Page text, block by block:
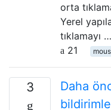
orta
Yerel
tıklamayı …
21
3
Daha